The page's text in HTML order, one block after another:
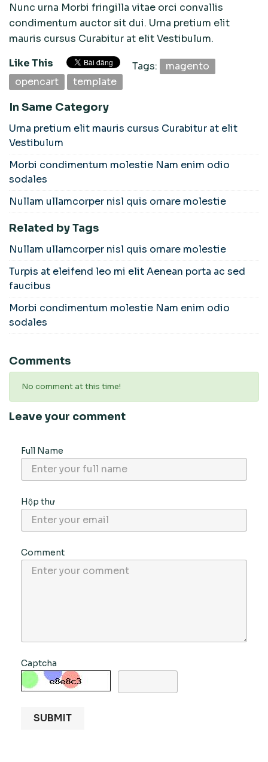
Nunc urna Morbi fringilla vitae orci convallis
condimentum auctor sit dui. Urna pretium elit
mauris cursus Curabitur at elit Vestibulum.
Like This
Tags:
magento
opencart
template
In Same Category
Urna pretium elit mauris cursus Curabitur at elit
Vestibulum
Morbi condimentum molestie Nam enim odio
sodales
Nullam ullamcorper nisl quis ornare molestie
Related by Tags
Nullam ullamcorper nisl quis ornare molestie
Turpis at eleifend leo mi elit Aenean porta ac sed
faucibus
Morbi condimentum molestie Nam enim odio
sodales
Comments
No comment at this time!
Leave your comment
Full Name
Hộp thư
Comment
Captcha
SUBMIT